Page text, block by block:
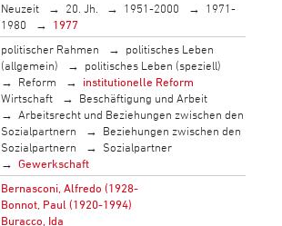
Neuzeit 20. Jh. 1951-2000
1971-
1980
1977
politischer Rahmen
politisches Leben
(allgemein)
politisches Leben (speziell)
Reform
institutionelle Reform
Wirtschaft
Beschäftigung und Arbeit
Arbeitsrecht und Beziehungen zwischen den
Sozialpartnern
Beziehungen zwischen den
Sozialpartnern
Sozialpartner
Gewerkschaft
Bernasconi, Alfredo (1928-
Bonnot, Paul (1920-1994)
Buracco, Ida